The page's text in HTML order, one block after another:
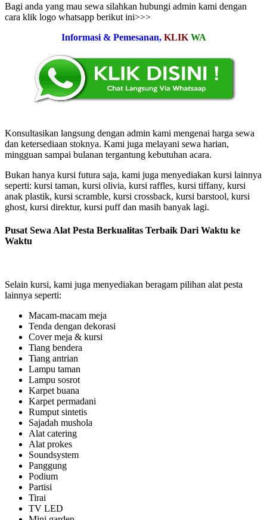
Bagi anda yang mau sewa silahkan hubungi admin kami dengan
cara klik logo whatsapp berikut ini>>>
Informasi & Pemesanan, KLIK WA
Konsultasikan langsung dengan admin kami mengenai harga sewa
dan ketersediaan stoknya. Kami juga melayani sewa harian,
mingguan sampai bulanan tergantung kebutuhan acara.
Bukan hanya kursi futura saja, kami juga menyediakan kursi lainnya
seperti: kursi taman, kursi olivia, kursi raffles, kursi tiffany, kursi
anak plastik, kursi scramble, kursi crossback, kursi barstool, kursi
ghost, kursi direktur, kursi puff dan masih banyak lagi.
Pusat Sewa Alat Pesta Berkualitas Terbaik Dari Waktu ke
Waktu
Selain kursi, kami juga menyediakan beragam pilihan alat pesta
lainnya seperti:
Macam-macam meja
Tenda dengan dekorasi
Cover meja & kursi
Tiang bendera
Tiang antrian
Lampu taman
Lampu sosrot
Karpet buana
Karpet permadani
Rumput sintetis
Sajadah mushola
Alat catering
Alat prokes
Soundsystem
Panggung
Podium
Partisi
Tirai
TV LED